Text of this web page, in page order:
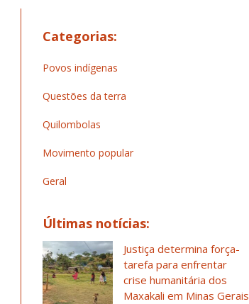
Categorias:
Povos indígenas
Questões da terra
Quilombolas
Movimento popular
Geral
Últimas notícias:
Justiça determina força-
tarefa para enfrentar
crise humanitária dos
Maxakali em Minas Gerais